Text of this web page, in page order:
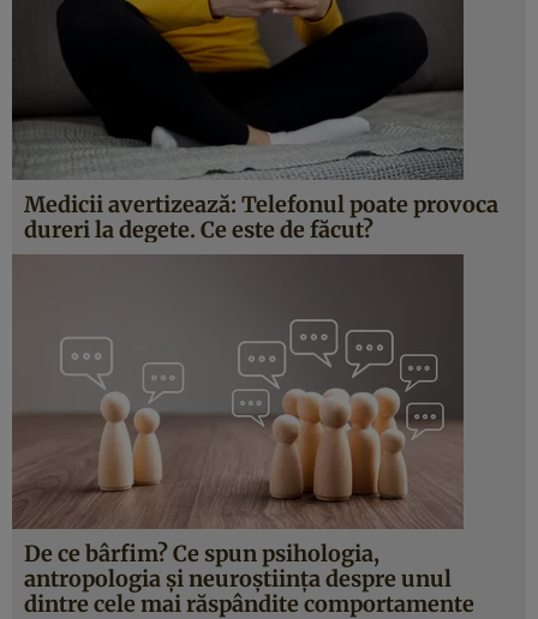
Medicii avertizează: Telefonul poate provoca
dureri la degete. Ce este de făcut?
De ce bârfim? Ce spun psihologia,
antropologia și neuroștiința despre unul
dintre cele mai răspândite comportamente